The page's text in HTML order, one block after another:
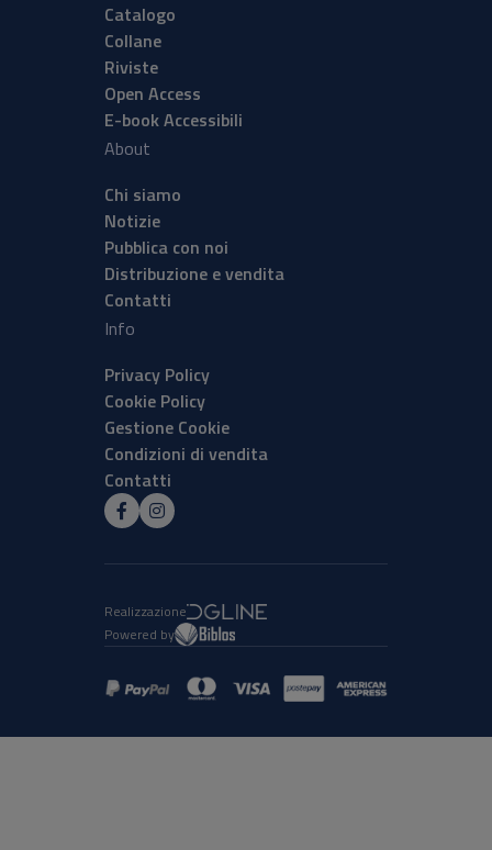
Catalogo
Collane
Riviste
Open Access
E-book Accessibili
About
Chi siamo
Notizie
Pubblica con noi
Distribuzione e vendita
Contatti
Info
Privacy Policy
Cookie Policy
Gestione Cookie
Condizioni di vendita
Contatti
Realizzazione
Powered by